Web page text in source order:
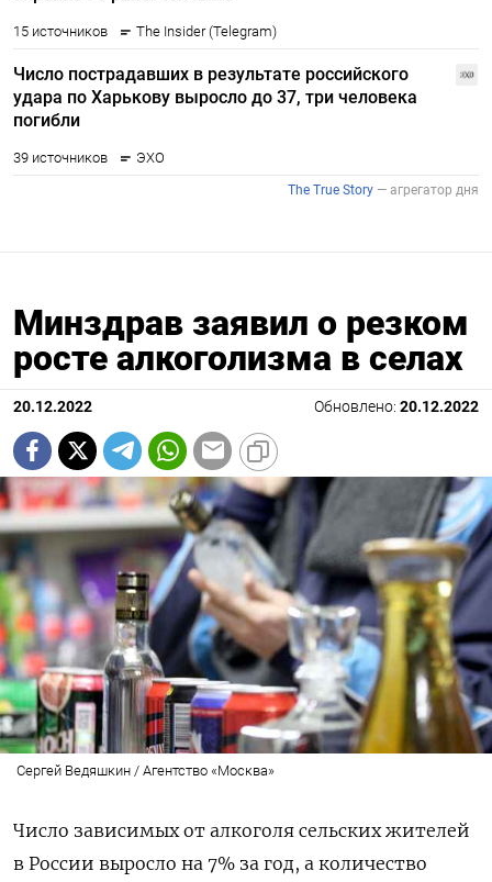
Минздрав заявил о резком
росте алкоголизма в селах
20.12.2022 Обновлено: 20.12.2022
Сергей Ведяшкин / Агентство «Москва»
Число зависимых от алкоголя сельских жителей
в России выросло на 7% за год, а количество